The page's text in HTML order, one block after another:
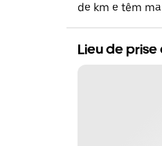
de km e têm
Lieu de